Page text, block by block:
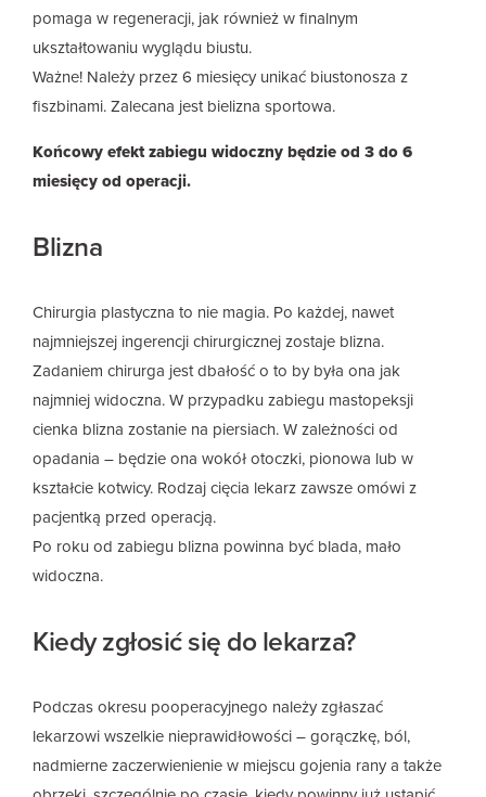
pomaga w regeneracji, jak również w finalnym
ukształtowaniu wyglądu biustu.
Ważne! Należy przez 6 miesięcy unikać biustonosza z
fiszbinami. Zalecana jest bielizna sportowa.
Końcowy efekt zabiegu widoczny będzie od 3 do 6
miesięcy od operacji.
Blizna
Chirurgia plastyczna to nie magia. Po każdej, nawet
najmniejszej ingerencji chirurgicznej zostaje blizna.
Zadaniem chirurga jest dbałość o to by była ona jak
najmniej widoczna. W przypadku zabiegu mastopeksji
cienka blizna zostanie na piersiach. W zależności od
opadania – będzie ona wokół otoczki, pionowa lub w
kształcie kotwicy. Rodzaj cięcia lekarz zawsze omówi z
pacjentką przed operacją.
Po roku od zabiegu blizna powinna być blada, mało
widoczna.
Kiedy zgłosić się do lekarza?
Podczas okresu pooperacyjnego należy zgłaszać
lekarzowi wszelkie nieprawidłowości – gorączkę, ból,
nadmierne zaczerwienienie w miejscu gojenia rany a także